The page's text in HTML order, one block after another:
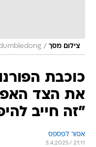
צילום מסך /
כוכבת
את הצד
"זה חייב
אסור לפספס
3.4.2025 / 21:11